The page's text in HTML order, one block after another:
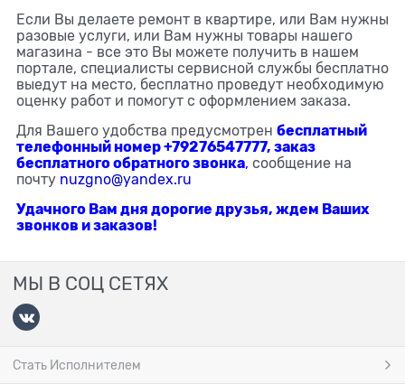
Если Вы делаете ремонт в квартире, или Вам нужны
разовые услуги, или Вам нужны товары нашего
магазина - все это Вы можете получить в нашем
портале, специалисты сервисной службы бесплатно
выедут на место, бесплатно проведут необходимую
оценку работ и помогут с оформлением заказа.
Для Вашего удобства предусмотрен бесплатный
телефонный номер +79276547777, заказ
бесплатного обратного звонка, сообщение на
почту nuzgno@yandex.ru
Удачного Вам дня дорогие друзья, ждем Ваших
звонков и заказов!
МЫ В СОЦ СЕТЯХ
Стать Исполнителем